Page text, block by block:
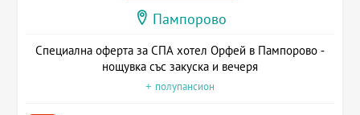
Пампорово
Специална оферта за СПА хотел Орфей в Пампорово -
нощувка със закуска и вечеря
+ полупансион